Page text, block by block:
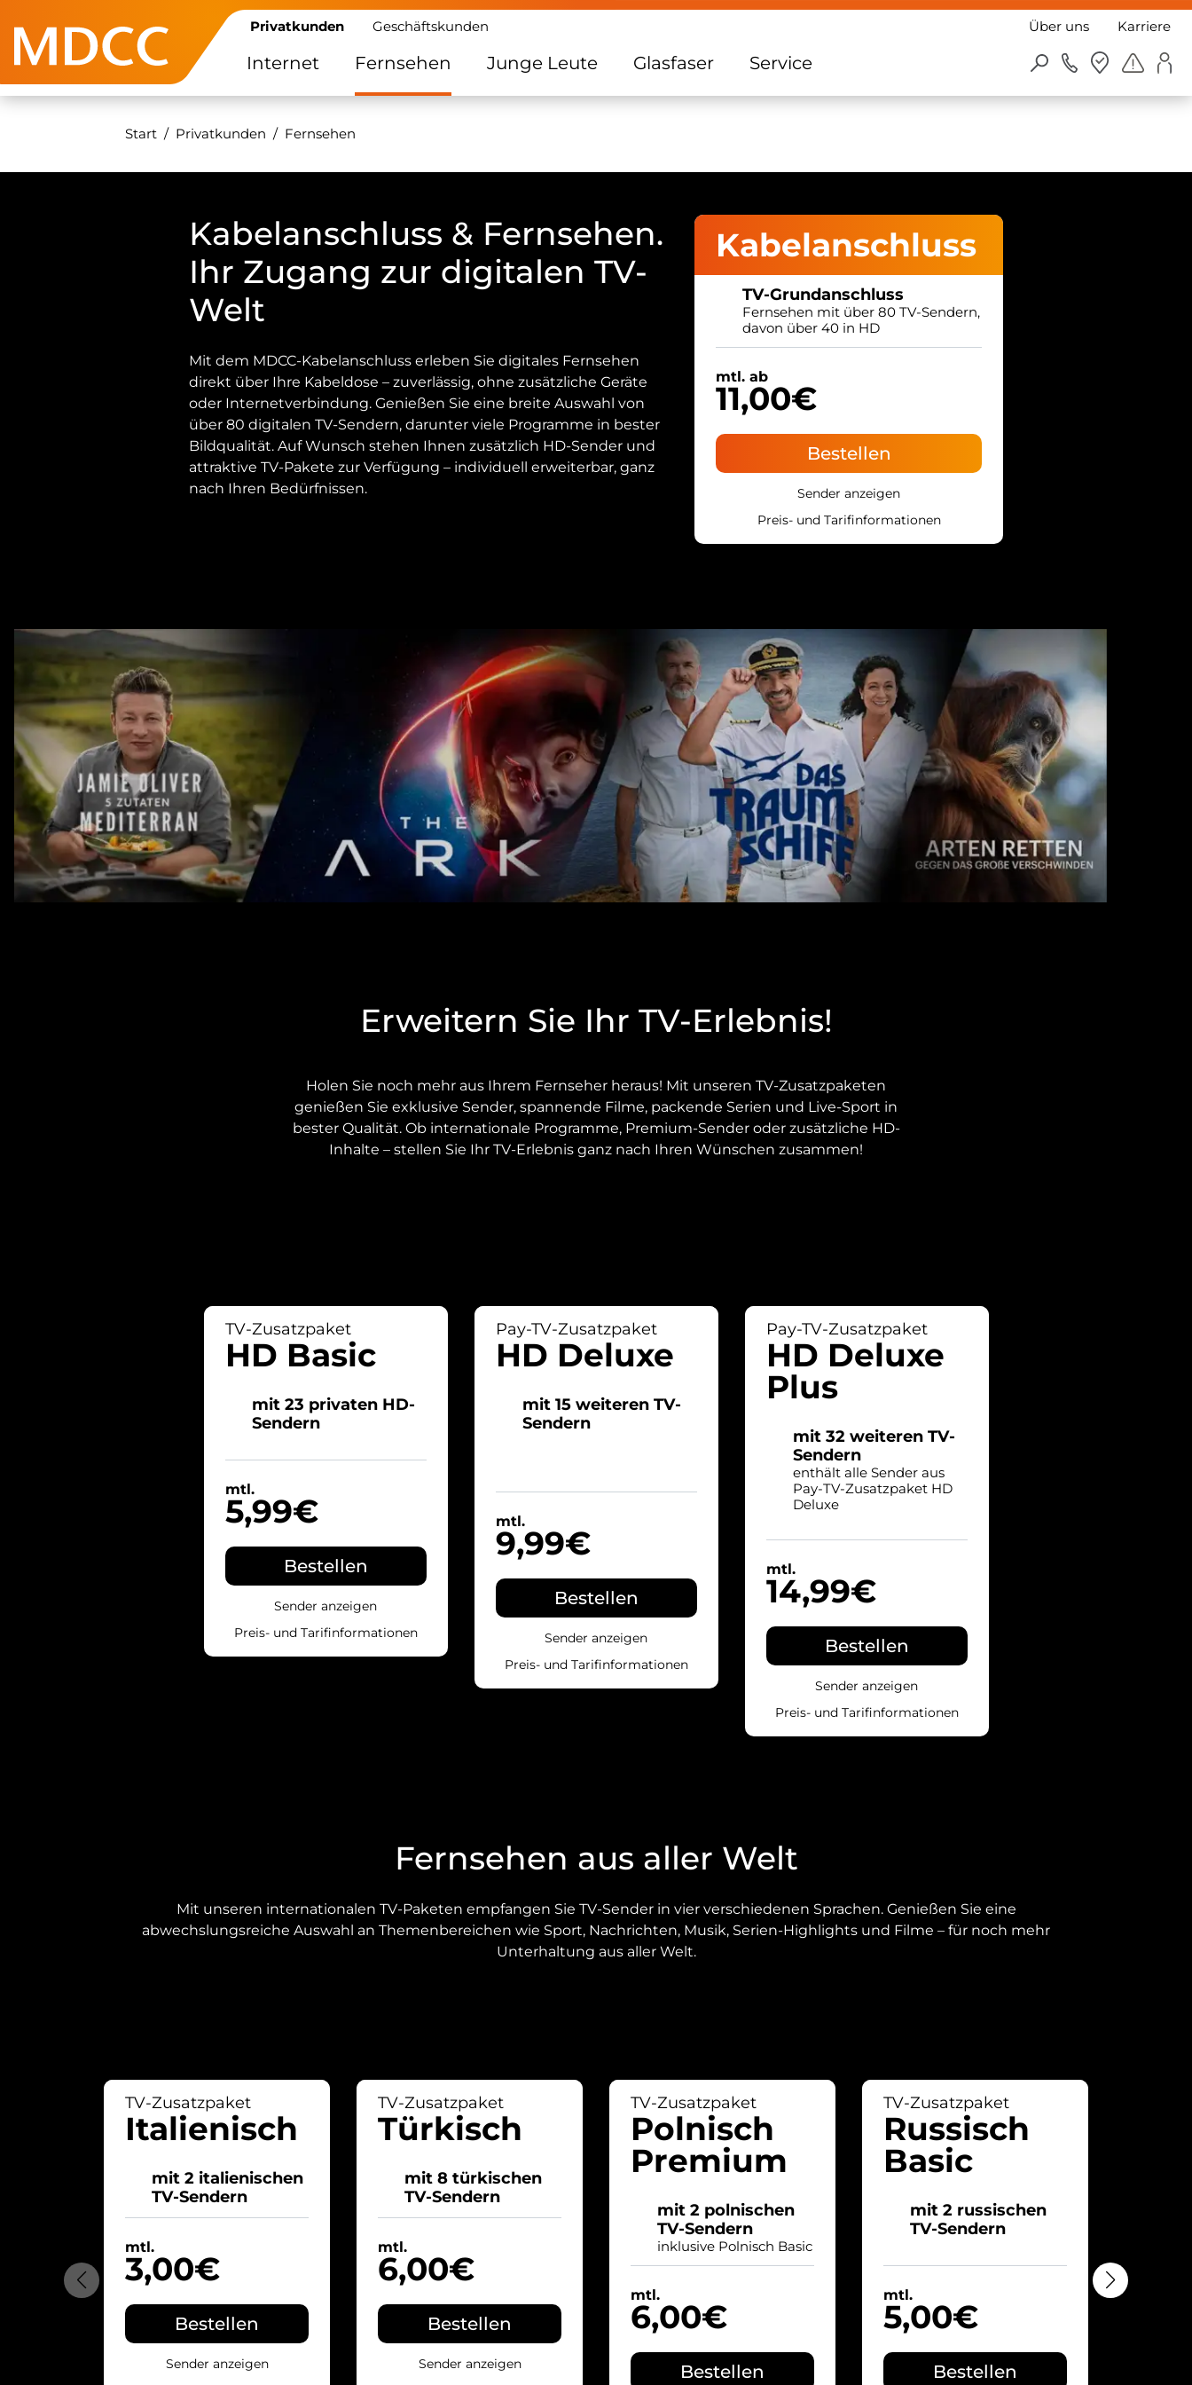
Zum Inhalt springen
Privatkunden
Geschäftskunden Über uns Karriere
Internet Fernsehen Junge Leute Glasfaser Service
Start Privatkunden Fernsehen
Kabelanschluss & Fernsehen.
Ihr Zugang zur digitalen TV-
Welt
Mit dem MDCC-Kabelanschluss erleben Sie digitales Fernsehen
direkt über Ihre Kabeldose – zuverlässig, ohne zusätzliche Geräte
oder Internetverbindung. Genießen Sie eine breite Auswahl von
über 80 digitalen TV-Sendern, darunter viele Programme in bester
Bildqualität. Auf Wunsch stehen Ihnen zusätzlich HD-Sender und
attraktive TV-Pakete zur Verfügung – individuell erweiterbar, ganz
nach Ihren Bedürfnissen.
Kabelanschluss
TV-Grundanschluss
Fernsehen mit über 80 TV-Sendern,
davon über 40 in HD
mtl. ab
11,00€
Bestellen
Sender anzeigen
Preis- und Tarifinformationen
Erweitern Sie Ihr TV-Erlebnis!
Holen Sie noch mehr aus Ihrem Fernseher heraus! Mit unseren TV-Zusatzpaketen
genießen Sie exklusive Sender, spannende Filme, packende Serien und Live-Sport in
bester Qualität. Ob internationale Programme, Premium-Sender oder zusätzliche HD-
Inhalte – stellen Sie Ihr TV-Erlebnis ganz nach Ihren Wünschen zusammen!
TV-Zusatzpaket
HD Basic
mit 23 privaten HD-
Sendern
mtl.
5,99€
Bestellen
Sender anzeigen
Preis- und Tarifinformationen
Pay-TV-Zusatzpaket
HD Deluxe
mit 15 weiteren TV-
Sendern
mtl.
9,99€
Bestellen
Sender anzeigen
Preis- und Tarifinformationen
Pay-TV-Zusatzpaket
HD Deluxe
Plus
mit 32 weiteren TV-
Sendern
enthält alle Sender aus
Pay-TV-Zusatzpaket HD
Deluxe
mtl.
14,99€
Bestellen
Sender anzeigen
Preis- und Tarifinformationen
Fernsehen aus aller Welt
Mit unseren internationalen TV-Paketen empfangen Sie TV-Sender in vier verschiedenen Sprachen. Genießen Sie eine
abwechslungsreiche Auswahl an Themenbereichen wie Sport, Nachrichten, Musik, Serien-Highlights und Filme – für noch mehr
Unterhaltung aus aller Welt.
TV-Zusatzpaket
Italienisch
mit 2 italienischen
TV-Sendern
mtl.
3,00€
Bestellen
Sender anzeigen
TV-Zusatzpaket
Türkisch
mit 8 türkischen
TV-Sendern
mtl.
6,00€
Bestellen
Sender anzeigen
TV-Zusatzpaket
Polnisch
Premium
mit 2 polnischen
TV-Sendern
inklusive Polnisch Basic
mtl.
6,00€
Bestellen
TV-Zusatzpaket
Russisch
Basic
mit 2 russischen
TV-Sendern
mtl.
5,00€
Bestellen